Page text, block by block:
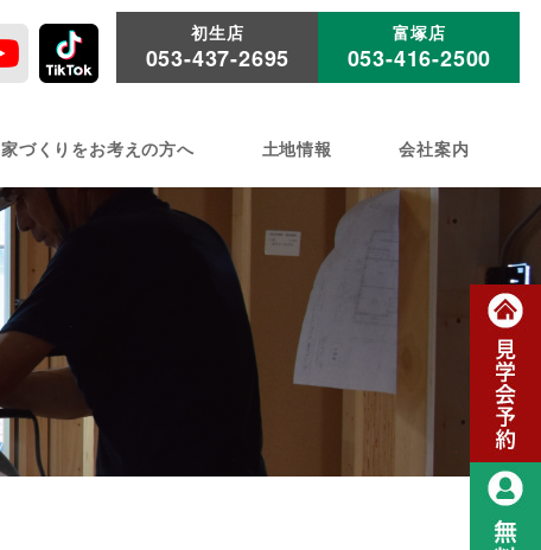
初生店
053-437-2695
富塚店
053-416-2500
家づくりをお考えの方へ 土地情報 会社案内